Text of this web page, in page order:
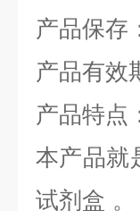
产品保存
产品有效
产品特点
本产品就
试剂盒 。